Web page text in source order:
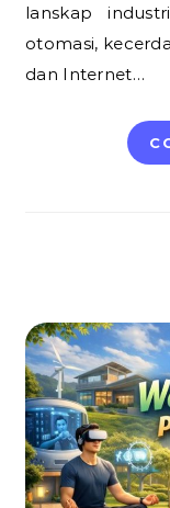
lanskap
otomasi,
dan Internet…